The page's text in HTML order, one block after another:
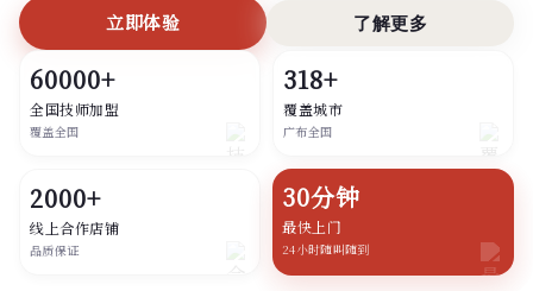
立即体验 了解更多
60000+
全国技师加盟
覆盖全国
318+
覆盖城市
广布全国
2000+
线上合作店铺
品质保证
30分钟
最快上门
24小时随叫随到